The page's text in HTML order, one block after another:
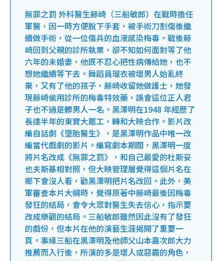
無罪之罰 外科醫生藤崎（三船敏郎）在戰時擔任
軍醫，因一時方便脫下手套，被手術刀割傷後繼
續做手術，從一位傷兵的血液感染梅毒。戰後藤
崎回到父親的診所執業，卻不知如何面對等了他
六年的未婚妻，他既不忍心把性病傳給她，也不
想她繼續等下去。舞蹈員瑠衣被壞男人始亂終
棄，又有了他的孩子，藤崎收留她做護士，她發
現藤崎偷用診所的梅毒特效藥，誤會這位正人君
子也不過是髒男人一名。黑澤明在1948 年經歷了
長達半年的東寶大罷工，轉和大映合作。影片改
編自話劇《墮胎醫生》，是黑澤明作品中唯一改
編當代戲劇的影片。編寫劇本期間，黑澤明一度
將片名改成《無罪之罰》，和自己最愛的杜斯妥
也夫斯基相對照，但大映管理層覺得這個片名在
鄉下會沒人看，勸黑澤明把片名改回。此外，美
軍審查本片大綱時，覺得原著中藤崎最後因梅毒
發狂的結局，會令大眾對醫生失去信心，指示要
改成樂觀的結局。三船敏郎雖然因此沒有了發狂
的戲份，但本片在他的演藝生涯揭開了重要一
頁。事緣三船在黑澤明及他師父山本嘉次郎大力
推薦而入行後，所演的多是壞人或惡霸的角色，